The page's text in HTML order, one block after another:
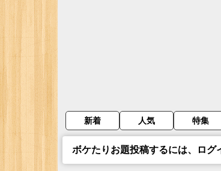
新着 人気 特集
ボケたりお題投稿するには、ログ